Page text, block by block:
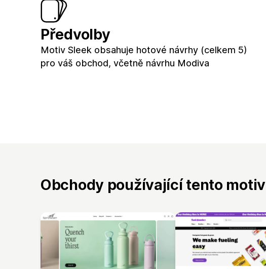
Předvolby
Motiv Sleek obsahuje hotové návrhy (celkem 5)
pro váš obchod, včetně návrhu Modiva
Obchody používající tento motiv